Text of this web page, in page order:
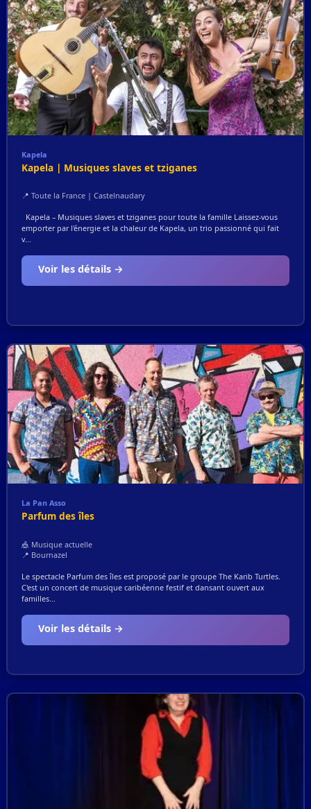
Kapela
Kapela | Musiques slaves et tziganes
📍 Toute la France | Castelnaudary
Kapela – Musiques slaves et tziganes pour toute la famille Laissez-vous
emporter par l'énergie et la chaleur de Kapela, un trio passionné qui fait
v...
Voir les détails →
La Pan Asso
Parfum des îles
🎪 Musique actuelle
📍 Bournazel
Le spectacle Parfum des îles est proposé par le groupe The Karib Turtles.
C'est un concert de musique caribéenne festif et dansant ouvert aux
familles...
Voir les détails →